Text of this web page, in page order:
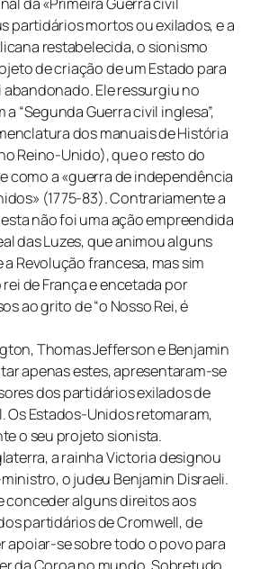
partidários mortos ou exilados, e a
restabelecida, o sionismo
de criação de um Estado para
Ele ressurgiu no
a “Segunda Guerra civil inglesa”,
dos manuais de História
Reino-Unido), que o resto do
como a «guerra de independência
(1775-83). Contrariamente a
não foi uma ação empreendida
das Luzes, que animou alguns
Revolução francesa, mas sim
de França e encetada por
ao grito de “o Nosso Rei, é
Thomas Jefferson e Benjamin
apenas estes, apresentaram-se
dos partidários exilados de
Os Estados-Unidos retomaram,
o seu projeto sionista.
a rainha Victoria designou
o judeu Benjamin Disraeli.
conceder alguns direitos aos
partidários de Cromwell, de
apoiar-se sobre todo o povo para